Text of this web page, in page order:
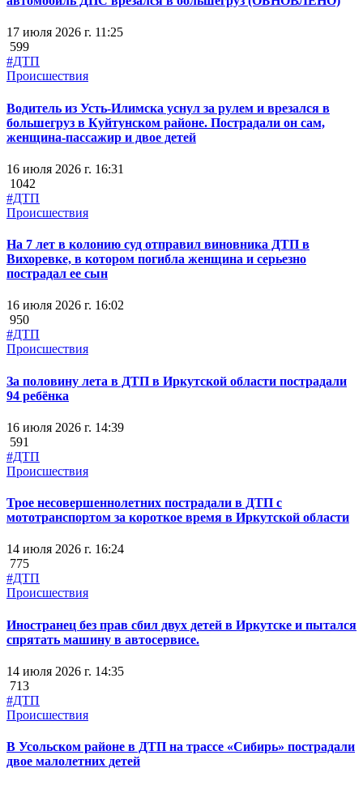
17 июля 2026 г. 11:25
599
#ДТП
Происшествия
Водитель из Усть-Илимска уснул за рулем и врезался в
большегруз в Куйтунском районе. Пострадали он сам,
женщина-пассажир и двое детей
16 июля 2026 г. 16:31
1042
#ДТП
Происшествия
На 7 лет в колонию суд отправил виновника ДТП в
Вихоревке, в котором погибла женщина и серьезно
пострадал ее сын
16 июля 2026 г. 16:02
950
#ДТП
Происшествия
За половину лета в ДТП в Иркутской области пострадали
94 ребёнка
16 июля 2026 г. 14:39
591
#ДТП
Происшествия
Трое несовершеннолетних пострадали в ДТП с
мототранспортом за короткое время в Иркутской области
14 июля 2026 г. 16:24
775
#ДТП
Происшествия
Иностранец без прав сбил двух детей в Иркутске и пытался
спрятать машину в автосервисе.
14 июля 2026 г. 14:35
713
#ДТП
Происшествия
В Усольском районе в ДТП на трассе «Сибирь» пострадали
двое малолетних детей